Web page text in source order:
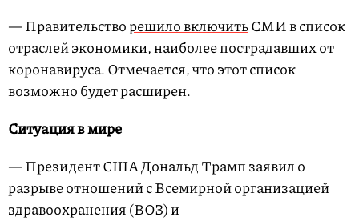
— Правительстворешило включитьСМИ в список
отраслей экономики, наиболее пострадавших от
коронавируса. Отмечается, что этот список
возможно будет расширен.
Ситуация в мире
— Президент США Дональд Трамп заявил о
разрыве отношений с Всемирной организацией
здравоохранения (ВОЗ) и